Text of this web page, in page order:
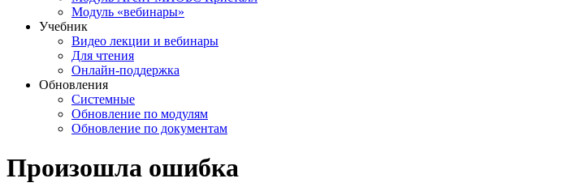
Модуль «вебинары»
Учебник
Видео лекции и вебинары
Для чтения
Онлайн-поддержка
Обновления
Системные
Обновление по модулям
Обновление по документам
Произошла ошибка